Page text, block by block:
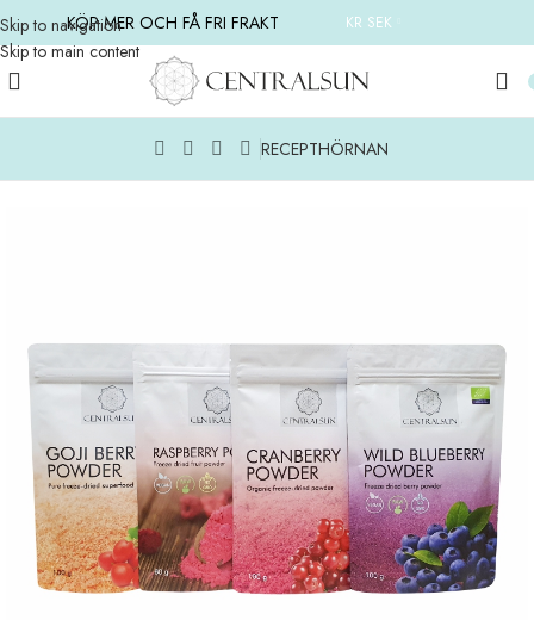
Skip to navigation
Skip to main content
KÖP MER OCH FÅ FRI FRAKT KR SEK
RECEPTHÖRNAN